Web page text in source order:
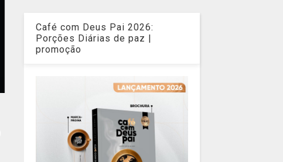
Café com Deus Pai 2026:
Porções Diárias de paz |
promoção